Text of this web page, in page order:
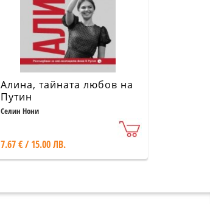
Алина, тайната любов на
Путин
Селин Нони
7.67 € / 15.00 ЛВ.